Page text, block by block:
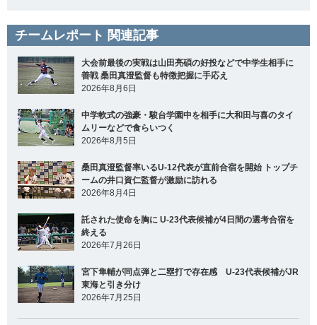
チームレポート 関連記事
大会前最後の実戦は山田亮碩の好投などで中学生相手に
善戦 桑田真澄監督も特徴把握に手応え
2026年8月6日
中学軟式の強豪・駿台学園中を相手に大和田与喜のタイ
ムリーなどで食らいつく
2026年8月5日
桑田真澄監督率いるU-12代表が直前合宿を開始 トップチ
ームの井口資仁監督が激励に訪れる
2026年8月4日
託された使命を胸に U-23代表候補が4日間の選考合宿を
終える
2026年7月26日
宮下隼輔が同点弾と二塁打で存在感 U-23代表候補がJR
東海と引き分け
2026年7月25日